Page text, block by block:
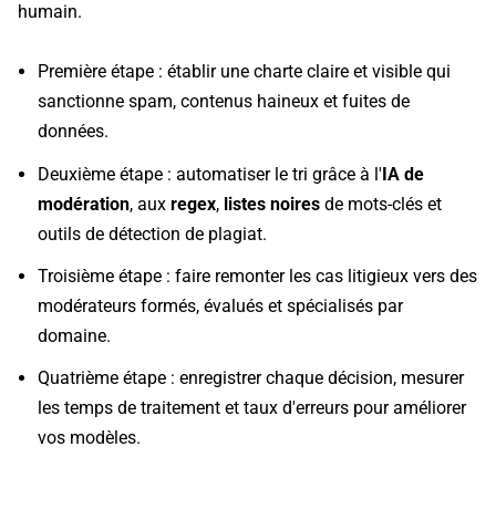
humain.
Première étape : établir une charte claire et visible qui
sanctionne spam, contenus haineux et fuites de
données.
Deuxième étape : automatiser le tri grâce à l'IA de
modération, aux regex, listes noires de mots-clés et
outils de détection de plagiat.
Troisième étape : faire remonter les cas litigieux vers des
modérateurs formés, évalués et spécialisés par
domaine.
Quatrième étape : enregistrer chaque décision, mesurer
les temps de traitement et taux d'erreurs pour améliorer
vos modèles.